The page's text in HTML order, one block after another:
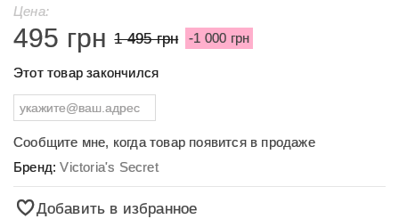
Цена:
495 грн 1 495 грн -1 000 грн
Этот товар закончился
Сообщите мне, когда товар появится в продаже
Бренд:Victoria's Secret
Добавить в избранное